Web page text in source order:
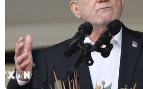
Ngược lại, các môn Khoa học
ổn định và thấp hơn./.